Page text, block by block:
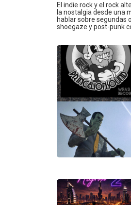
El indie rock y el rock
la nostalgia desde una
hablar sobre segundas
shoegaze y post-punk